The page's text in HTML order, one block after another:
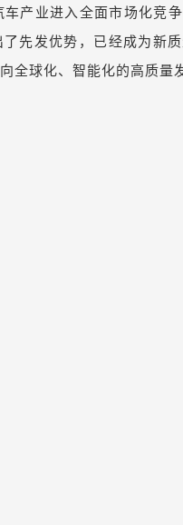
产业进入全面市场化竞
先发优势，已经成为新
全球化、智能化的高质量